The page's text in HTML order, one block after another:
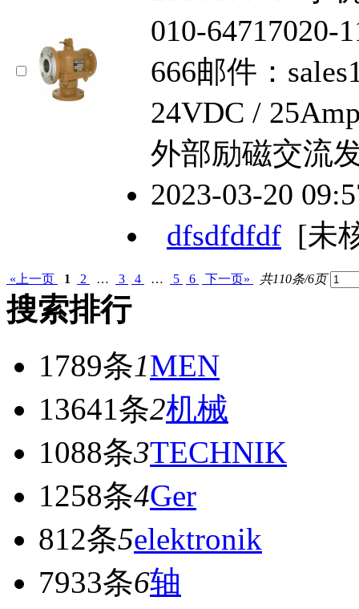
010-64717020-
666邮件：
24VDC /
外部励磁交流
2023-03-20
dfsdfdfdf [未
«上一页 1 2 … 3 4 … 5 6 下一页» 共110条/6页
搜索排行
1789条1MEN
13641条2机械
1088条3TECHNIK
1258条4Ger
812条5elektronik
7933条6轴